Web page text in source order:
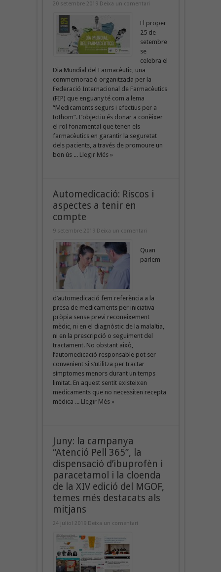
20 setembre 2019 Deixa un comentari
El proper
25 de
setembre
se
celebra el
Dia Mundial del Farmacèutic, una
commemoració organitzada per la
Federació Internacional de Farmacèutics
(FIP) que enguany té com a lema
“Medicaments segurs i efectius per a
tothom”. L’objectiu és donar a conèixer
el rol fonamental que tenen els
farmacèutics en garantir la seguretat
dels pacients, a través de promoure un
bon ús ... Llegir Més »
Automedicació: Riscos i
aspectes a tenir en
compte
9 setembre 2019 Deixa un comentari
Quan
parlem
d’automedicació fem referència a la
presa de medicaments per iniciativa
pròpia sense previ reconeixement
mèdic, ni en el diagnòstic de la malaltia,
ni en la prescripció o seguiment del
tractament. No obstant això,
l’automedicació responsable pot ser
convenient si s’utilitza per tractar
símptomes menors durant un temps
limitat. En aquest sentit existeixen
medicaments que no necessiten recepta
mèdica ... Llegir Més »
Juny: la campanya
“Atenció Pell 365”, la
dispensació d’ibuprofèn i
paracetamol i la cloenda
de la XIV edició del MGOF,
temes més destacats als
mitjans
24 juliol 2019 Deixa un comentari